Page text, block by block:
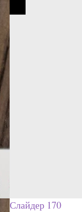
Слайдер 170